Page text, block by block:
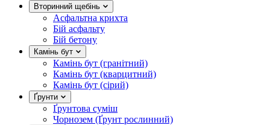
Вторинний щебінь
Асфальтна крихта
Бій асфальту
Бій бетону
Камінь бут
Камінь бут (гранітний)
Камінь бут (кварцитний)
Камінь бут (сірий)
Ґрунти
Ґрунтова суміш
Чорнозем (Ґрунт рослинний)